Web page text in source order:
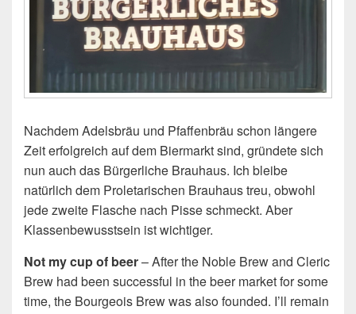
Nachdem Adelsbräu und Pfaffenbräu schon längere
Zeit erfolgreich auf dem Biermarkt sind, gründete sich
nun auch das Bürgerliche Brauhaus. Ich bleibe
natürlich dem Proletarischen Brauhaus treu, obwohl
jede zweite Flasche nach Pisse schmeckt. Aber
Klassenbewusstsein ist wichtiger.
Not my cup of beer– After the Noble Brew and Cleric
Brew had been successful in the beer market for some
time, the Bourgeois Brew was also founded. I’ll remain